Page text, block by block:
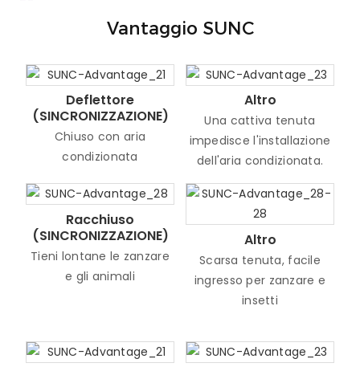
Vantaggio SUNC
Deflettore
(SINCRONIZZAZIONE)
Chiuso con aria
condizionata
Altro
Una cattiva tenuta
impedisce l'installazione
dell'aria condizionata.
Racchiuso
(SINCRONIZZAZIONE)
Tieni lontane le zanzare
e gli animali
Altro
Scarsa tenuta, facile
ingresso per zanzare e
insetti